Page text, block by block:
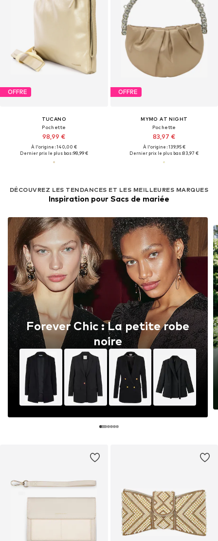
OFFRE
TUCANO
Pochette
98,99 €
À l'origine : 140,00 €
Dernier prix le plus bas :98,99 €
OFFRE
MYMO AT NIGHT
Pochette
83,97 €
À l'origine : 139,95 €
Dernier prix le plus bas :83,97 €
DÉCOUVREZ LES TENDANCES ET LES MEILLEURES MARQUES
Inspiration pour Sacs de mariée
Forever Chic : La petite robe
noire